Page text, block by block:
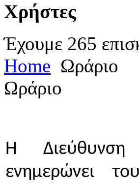
Χρήστες
Έχουμε 265
Home Ωράριο
Ωράριο
Η Διεύθυνση
ενημερώνει